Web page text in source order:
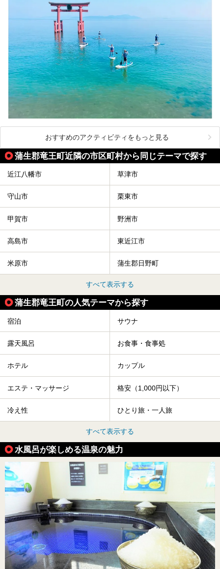
おすすめのアクティビティをもっと見る
蒲生郡竜王町近隣の市区町村から同じテーマで探す
近江八幡市 草津市
守山市 栗東市
甲賀市 野洲市
高島市 東近江市
米原市 蒲生郡日野町
すべて表示する
蒲生郡竜王町の人気テーマから探す
宿泊 サウナ
露天風呂 お食事・食事処
ホテル カップル
エステ・マッサージ 格安（1,000円以下）
冷え性 ひとり旅・一人旅
すべて表示する
水風呂が楽しめる温泉の魅力